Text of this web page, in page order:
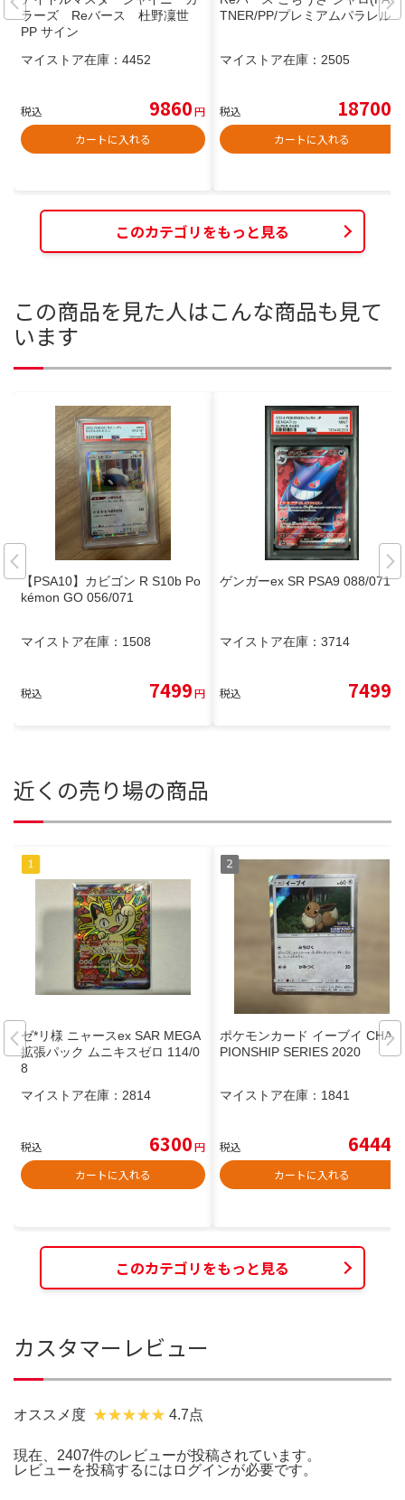
ラーズ Reバース 杜野凜世
PP サイン
マイストア在庫： 4452
税込 9860円
カートに入れる
TNER/PP/プレミアムパラレル)
マイストア在庫： 2505
税込 18700
カートに入れる
このカテゴリをもっと見る
この商品を見た人はこんな商品も見て
います
【PSA10】カビゴン R S10b Po
kémon GO 056/071
マイストア在庫： 1508
税込 7499円
ゲンガーex SR PSA9 088/071
マイストア在庫： 3714
税込 7499
近くの売り場の商品
ゼ*リ様 ニャースex SAR MEGA
拡張パック ムニキスゼロ 114/0
8
マイストア在庫： 2814
税込 6300円
カートに入れる
ポケモンカード イーブイ CHAM
PIONSHIP SERIES 2020
マイストア在庫： 1841
税込 6444
カートに入れる
このカテゴリをもっと見る
カスタマーレビュー
オススメ度 4.7点
現在、2407件のレビューが投稿されています。
レビューを投稿するには ログインが必要です。